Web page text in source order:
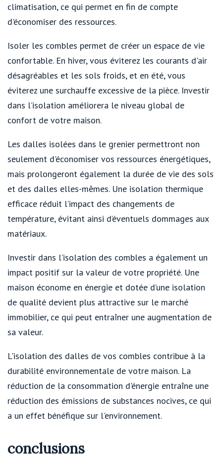
climatisation, ce qui permet en fin de compte
d'économiser des ressources.
Isoler les combles permet de créer un espace de vie
confortable. En hiver, vous éviterez les courants d'air
désagréables et les sols froids, et en été, vous
éviterez une surchauffe excessive de la pièce. Investir
dans l’isolation améliorera le niveau global de
confort de votre maison.
Les dalles isolées dans le grenier permettront non
seulement d'économiser vos ressources énergétiques,
mais prolongeront également la durée de vie des sols
et des dalles elles-mêmes. Une isolation thermique
efficace réduit l’impact des changements de
température, évitant ainsi d’éventuels dommages aux
matériaux.
Investir dans l’isolation des combles a également un
impact positif sur la valeur de votre propriété. Une
maison économe en énergie et dotée d’une isolation
de qualité devient plus attractive sur le marché
immobilier, ce qui peut entraîner une augmentation de
sa valeur.
L'isolation des dalles de vos combles contribue à la
durabilité environnementale de votre maison. La
réduction de la consommation d'énergie entraîne une
réduction des émissions de substances nocives, ce qui
a un effet bénéfique sur l'environnement.
conclusions